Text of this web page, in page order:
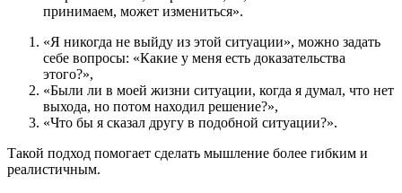
принимаем, может измениться».
«Я никогда не выйду из этой ситуации», можно задать
себе вопросы: «Какие у меня есть доказательства
этого?»,
«Были ли в моей жизни ситуации, когда я думал, что нет
выхода, но потом находил решение?»,
«Что бы я сказал другу в подобной ситуации?».
Такой подход помогает сделать мышление более гибким и
реалистичным.